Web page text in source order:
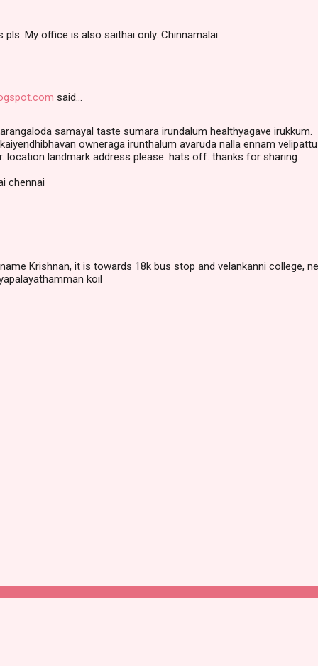
pls. My office is also saithai only. Chinnamalai.
said…
samayal taste sumara irundalum healthyagave irukkum.
owneraga irunthalum avaruda nalla ennam velipattu
location landmark address please. hats off. thanks for sharing.
chennai
Krishnan, it is towards 18k bus stop and velankanni college,
koil